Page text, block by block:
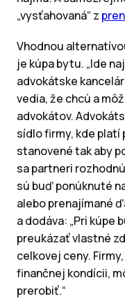
„vysťahovaná“ z
Vhodnou
je kúpa bytu. „Ide
advokátske
vedia, že chcú a
advokátov.
sídlo firmy, kde platí
stanovené tak aby
sa partneri
sú buď ponúknuté
alebo prenajímané
a dodáva: „Pri kúpe
preukázať vlastné
celkovej ceny.
finančnej kondícii,
prerobiť.“